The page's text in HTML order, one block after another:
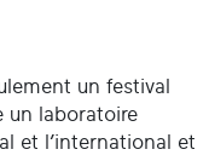
un festival
un laboratoire
et l’international et